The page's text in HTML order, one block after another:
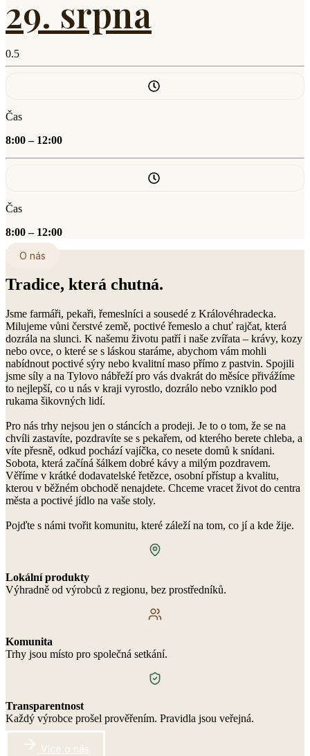
29. srpna
Čas
8:00 – 12:00
Čas
8:00 – 12:00
O nás
Tradice, která chutná.
Jsme farmáři, pekaři, řemeslníci a sousedé z Královéhradecka.
Milujeme vůni čerstvé země, poctivé řemeslo a chuť rajčat, která
dozrála na slunci. K našemu životu patří i naše zvířata – krávy, kozy
nebo ovce, o které se s láskou staráme, abychom vám mohli
nabídnout poctivé sýry nebo kvalitní maso přímo z pastvin. Spojili
jsme síly a na Tylovo nábřeží pro vás dvakrát do měsíce přivážíme
to nejlepší, co u nás v kraji vyrostlo, dozrálo nebo vzniklo pod
rukama šikovných lidí.
Pro nás trhy nejsou jen o stáncích a prodeji. Je to o tom, že se na
chvíli zastavíte, pozdravíte se s pekařem, od kterého berete chleba, a
víte přesně, odkud pochází vajíčka, co nesete domů k snídani.
Sobota, která začíná šálkem dobré kávy a milým pozdravem.
Věříme v krátké dodavatelské řetězce, osobní přístup a kvalitu,
kterou v běžném obchodě nenajdete. Chceme vracet život do centra
města a poctivé jídlo na vaše stoly.
Pojďte s námi tvořit komunitu, které záleží na tom, co jí a kde žije.
Lokální produkty
Výhradně od výrobců z regionu, bez prostředníků.
Komunita
Trhy jsou místo pro společná setkání.
Transparentnost
Každý výrobce prošel prověřením. Pravidla jsou veřejná.
Více o nás